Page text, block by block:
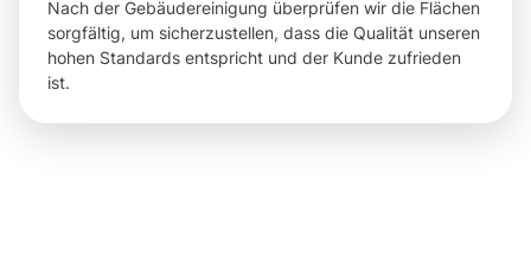
Nach der Gebäudereinigung überprüfen wir die Flächen
sorgfältig, um sicherzustellen, dass die Qualität unseren
hohen Standards entspricht und der Kunde zufrieden
ist.